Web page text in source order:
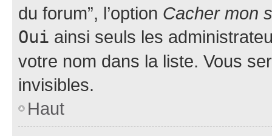
du forum”, l’option Cacher mon
Oui ainsi seuls les
votre nom dans la liste. Vous
invisibles.
Haut